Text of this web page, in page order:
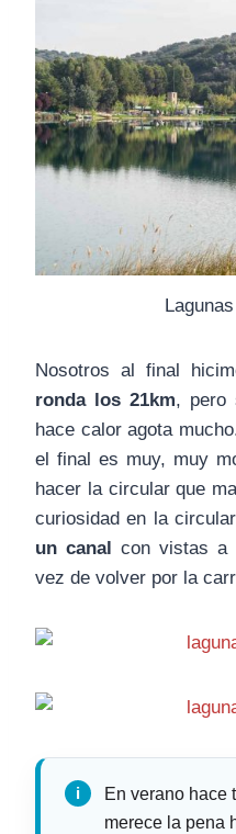
Nosotros al final
ronda los 21km, pero
hace calor agota
el final es muy, muy
hacer la circular que
curiosidad en la
un canal
con vistas a
vez de volver por la
En verano hace
merece la pena